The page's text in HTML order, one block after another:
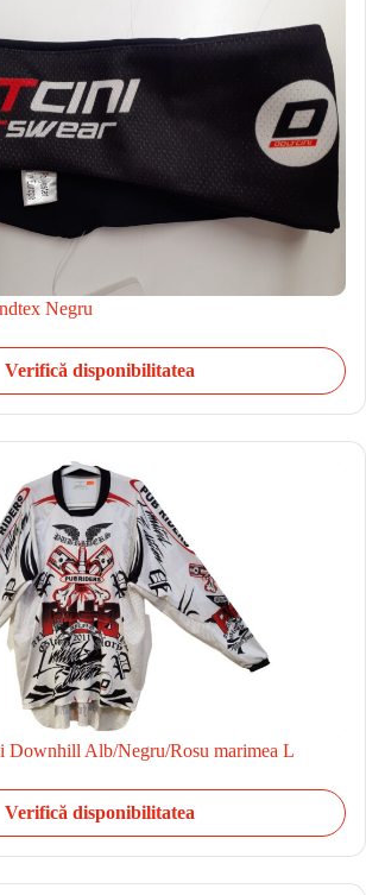
Negru
Verifică disponibilitatea
Downhill Alb/Negru/Rosu marimea L
Verifică disponibilitatea